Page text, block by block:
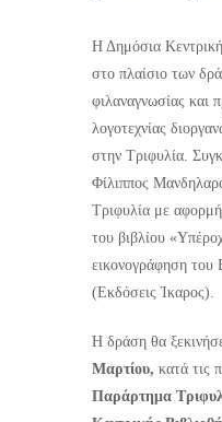
Η Δημόσια
στο πλαίσιο των
φιλαναγνωσίας και
λογοτεχνίας
στην Τριφυλία.
Φίλιππος
Τριφυλία με
του βιβλίου
εικονογράφηση του
(Εκδόσεις Ίκαρος).
Η δράση θα
Μαρτίου, κατά τις
Παράρτημα